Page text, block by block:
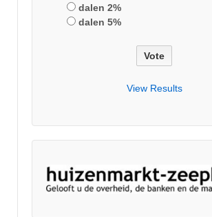
dalen 2%
dalen 5%
View Results